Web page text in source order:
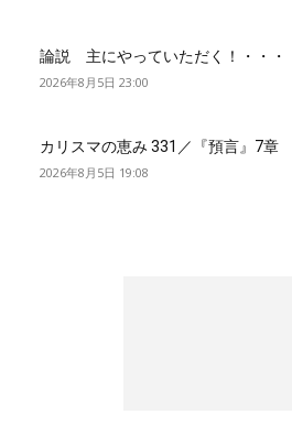
論説 主にやっていただく！・・・
2026年8月5日 23:00
カリスマの恵み 331／『預言』7章
2026年8月5日 19:08